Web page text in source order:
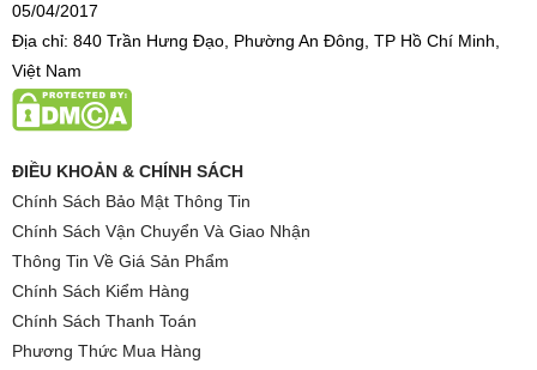
05/04/2017
Địa chỉ: 840 Trần Hưng Đạo, Phường An Đông, TP Hồ Chí Minh,
Việt Nam
ĐIỀU KHOẢN & CHÍNH SÁCH
Chính Sách Bảo Mật Thông Tin
Chính Sách Vận Chuyển Và Giao Nhận
Thông Tin Về Giá Sản Phẩm
Chính Sách Kiểm Hàng
Chính Sách Thanh Toán
Phương Thức Mua Hàng